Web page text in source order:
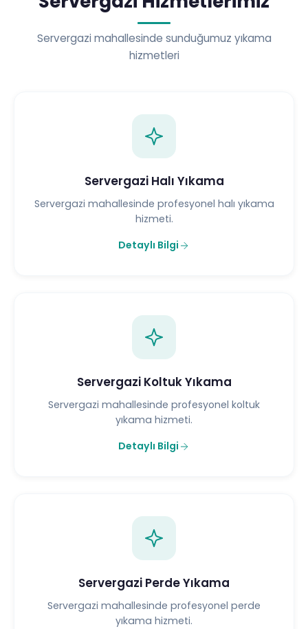
Servergazi mahallesinde sunduğumuz yıkama
hizmetleri
Servergazi Halı Yıkama
Servergazi mahallesinde profesyonel halı yıkama
hizmeti.
Detaylı Bilgi
Servergazi Koltuk Yıkama
Servergazi mahallesinde profesyonel koltuk
yıkama hizmeti.
Detaylı Bilgi
Servergazi Perde Yıkama
Servergazi mahallesinde profesyonel perde
yıkama hizmeti.